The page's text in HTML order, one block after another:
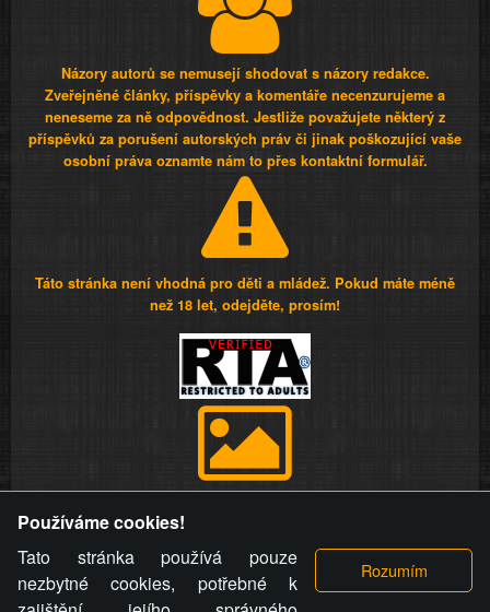
Názory autorů se nemusejí shodovat s názory redakce.
Zveřejněné články, příspěvky a komentáře necenzurujeme a
neneseme za ně odpovědnost. Jestliže považujete některý z
příspěvků za porušení autorských práv či jinak poškozující vaše
osobní práva oznamte nám to přes kontaktní formulář.
Táto stránka není vhodná pro děti a mládež. Pokud máte méně
než 18 let, odejděte, prosím!
videa a komentáře. Osoba, které se toto opatření provozovatele
stránky týče, ani osoba, která umístila fotografii nebo video na
stránku, nemůže z důvodu odstranění fotografie, videa nebo
komentáře pro výše uvedenou okolnost uplatnit vůči
Používáme cookies!
Tato stránka používá pouze
nezbytné cookies, potřebné k